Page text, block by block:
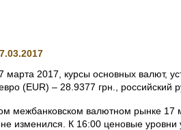
марта 2017, курсы основных валют,
(EUR) – 28.9377 грн., российский
межбанковском валютном рынке 17
не изменился. К 16:00 ценовые